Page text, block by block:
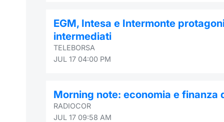
EGM, Intesa e Intermonte
intermediati
TELEBORSA
JUL 17 04:00 PM
Morning note: economia e finanza
RADIOCOR
JUL 17 09:58 AM